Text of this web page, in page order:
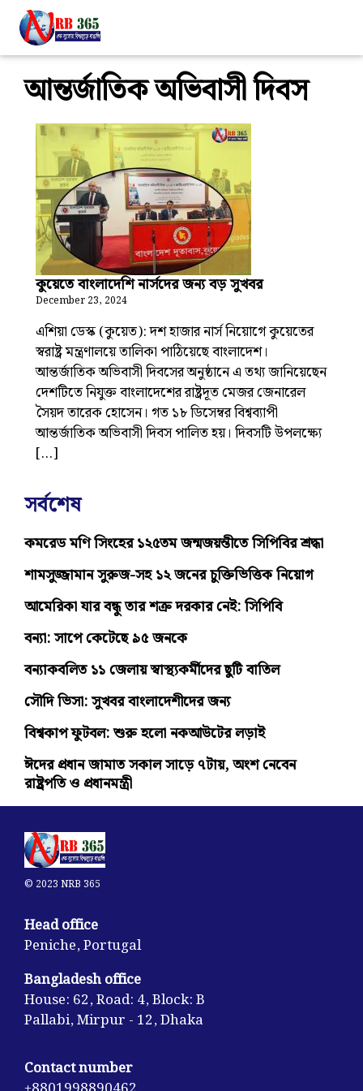
আন্তর্জাতিক অভিবাসী দিবস
কুয়েতে বাংলাদেশি নার্সদের জন্য বড় সুখবর
December 23, 2024
এশিয়া ডেস্ক (কুয়েত): দশ হাজার নার্স নিয়োগে কুয়েতের
স্বরাষ্ট্র মন্ত্রণালয়ে তালিকা পাঠিয়েছে বাংলাদেশ।
আন্তর্জাতিক অভিবাসী দিবসের অনুষ্ঠানে এ তথ্য জানিয়েছেন
দেশটিতে নিযুক্ত বাংলাদেশের রাষ্ট্রদূত মেজর জেনারেল
সৈয়দ তারেক হোসেন। গত ১৮ ডিসেম্বর বিশ্বব্যাপী
আন্তর্জাতিক অভিবাসী দিবস পালিত হয়। দিবসটি উপলক্ষ্যে
[…]
সর্বশেষ
কমরেড মণি সিংহের ১২৫তম জন্মজয়ন্তীতে সিপিবির শ্রদ্ধা
শামসুজ্জামান সুরুজ-সহ ১২ জনের চুক্তিভিত্তিক নিয়োগ
আমেরিকা যার বন্ধু তার শত্রু দরকার নেই: সিপিবি
বন্যা: সাপে কেটেছে ৯৫ জনকে
বন্যাকবলিত ১১ জেলায় স্বাস্থ্যকর্মীদের ছুটি বাতিল
সৌদি ভিসা: সুখবর বাংলাদেশীদের জন্য
বিশ্বকাপ ফুটবল: শুরু হলো নকআউটের লড়াই
ঈদের প্রধান জামাত সকাল সাড়ে ৭টায়, অংশ নেবেন
রাষ্ট্রপতি ও প্রধানমন্ত্রী
© 2023 NRB 365
Head office
Peniche, Portugal
Bangladesh office
House: 62, Road: 4, Block: B
Pallabi, Mirpur - 12, Dhaka
Contact number